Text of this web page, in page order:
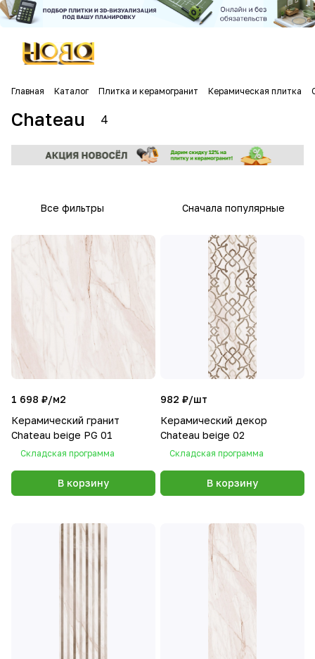
Главная Каталог Плитка и керамогранит Керамическая плитка
Chateau 4
Все фильтры Сначала популярные
1 698 ₽/м2
Керамический гранит
Chateau beige PG 01
Складская программа
В корзину
982 ₽/шт
Керамический декор
Chateau beige 02
Складская программа
В корзину